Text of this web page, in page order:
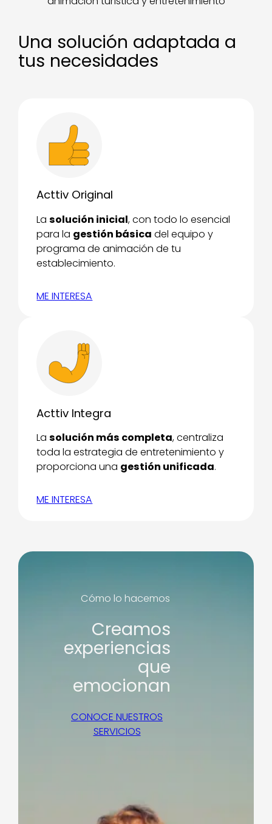
Una solución adaptada a
tus necesidades
Acttiv Original
Lasolución inicial, con todo lo esencial
para la gestión básica del equipo y
programa de animación de tu
establecimiento.
ME INTERESA
Acttiv Integra
Lasolución más completa, centraliza
toda la estrategia de entretenimiento y
proporciona una gestión unificada.
ME INTERESA
Cómo lo hacemos
Creamos
experiencias
que
emocionan
CONOCE NUESTROS
SERVICIOS